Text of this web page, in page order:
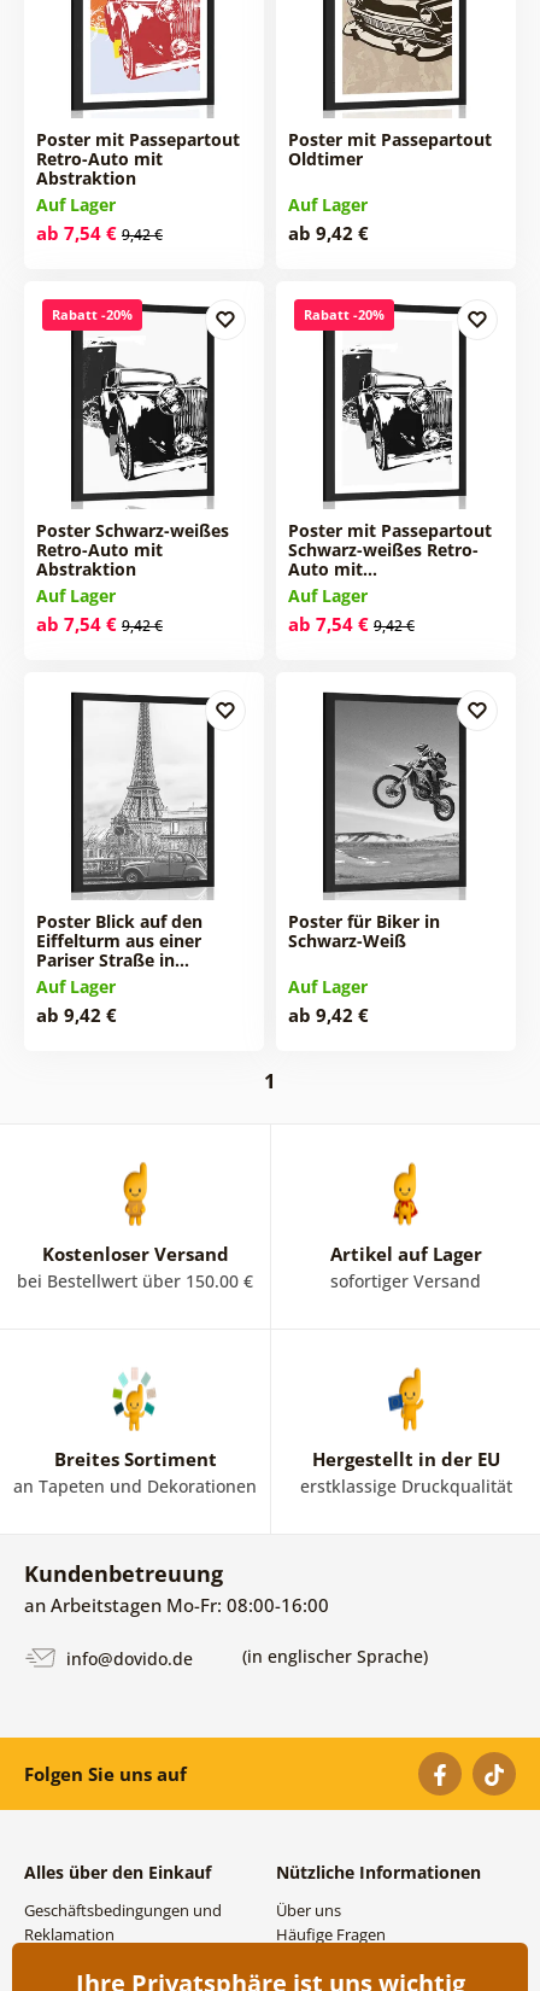
Poster mit Passepartout
Retro-Auto mit
Abstraktion
Auf Lager
ab 7,54 € 9,42 €
Poster mit Passepartout
Oldtimer
Auf Lager
ab 9,42 €
Rabatt -20%
Poster Schwarz-weißes
Retro-Auto mit
Abstraktion
Auf Lager
ab 7,54 € 9,42 €
Rabatt -20%
Poster mit Passepartout
Schwarz-weißes Retro-
Auto mit…
Auf Lager
ab 7,54 € 9,42 €
Poster Blick auf den
Eiffelturm aus einer
Pariser Straße in…
Auf Lager
ab 9,42 €
Poster für Biker in
Schwarz-Weiß
Auf Lager
ab 9,42 €
1
Kostenloser Versand
bei Bestellwert über 150.00 €
Artikel auf Lager
sofortiger Versand
Breites Sortiment
an Tapeten und Dekorationen
Hergestellt in der EU
erstklassige Druckqualität
Kundenbetreuung
an Arbeitstagen Mo-Fr: 08:00-16:00
info@dovido.de (in englischer Sprache)
Folgen Sie uns auf
Alles über den Einkauf
Geschäftsbedingungen und
Reklamation
Versand- und
Nützliche Informationen
Über uns
Häufige Fragen
Großhandel und
Ihre Privatsphäre ist uns wichtig